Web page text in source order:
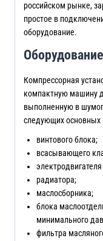
российском рынке,
простое в
оборудование.
Компрессорная
компактную машину
выполненную в
следующих основных
винтового блока;
всасывающего
радиатора;
маслосборника;
блока
минимального
фильтра